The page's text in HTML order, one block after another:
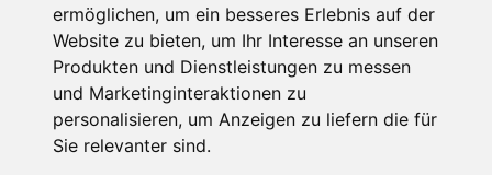
ermöglichen, um ein besseres Erlebnis auf der
Website zu bieten, um Ihr Interesse an unseren
Produkten und Dienstleistungen zu messen
und Marketinginteraktionen zu
personalisieren, um Anzeigen zu liefern die für
Sie relevanter sind.
Impressum
Datenschutz
Nutzungsbedingungen